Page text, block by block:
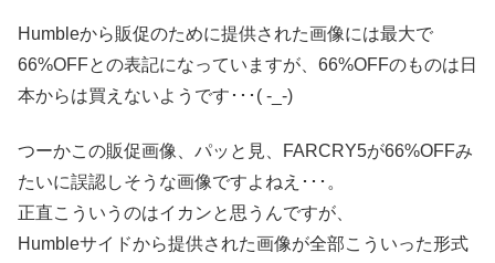
Humbleから販促のために提供された画像には最大で
66%OFFとの表記になっていますが、66%OFFのものは日
本からは買えないようです･･･( -_-)
つーかこの販促画像、パッと見、FARCRY5が66%OFFみ
たいに誤認しそうな画像ですよねえ･･･。
正直こういうのはイカンと思うんですが、
Humbleサイドから提供された画像が全部こういった形式